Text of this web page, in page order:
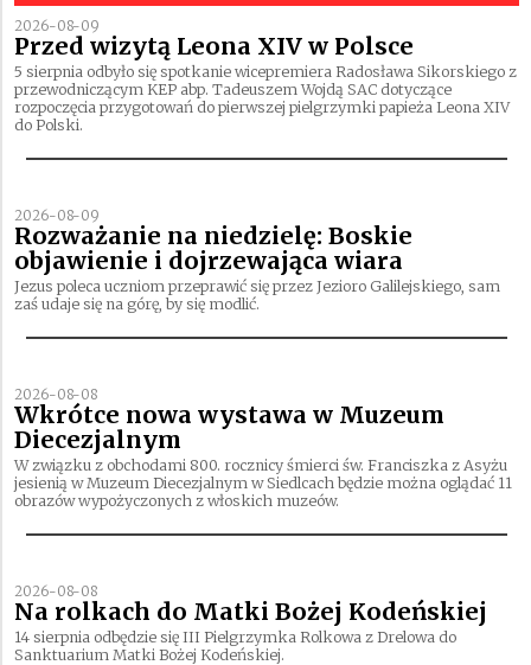
2026-08-09
Przed wizytą Leona XIV w Polsce
5 sierpnia odbyło się spotkanie wicepremiera Radosława Sikorskiego z
przewodniczącym KEP abp. Tadeuszem Wojdą SAC dotyczące
rozpoczęcia przygotowań do pierwszej pielgrzymki papieża Leona XIV
do Polski.
2026-08-09
Rozważanie na niedzielę: Boskie
objawienie i dojrzewająca wiara
Jezus poleca uczniom przeprawić się przez Jezioro Galilejskiego, sam
zaś udaje się na górę, by się modlić.
2026-08-08
Wkrótce nowa wystawa w Muzeum
Diecezjalnym
W związku z obchodami 800. rocznicy śmierci św. Franciszka z Asyżu
jesienią w Muzeum Diecezjalnym w Siedlcach będzie można oglądać 11
obrazów wypożyczonych z włoskich muzeów.
2026-08-08
Na rolkach do Matki Bożej Kodeńskiej
14 sierpnia odbędzie się III Pielgrzymka Rolkowa z Drelowa do
Sanktuarium Matki Bożej Kodeńskiej.